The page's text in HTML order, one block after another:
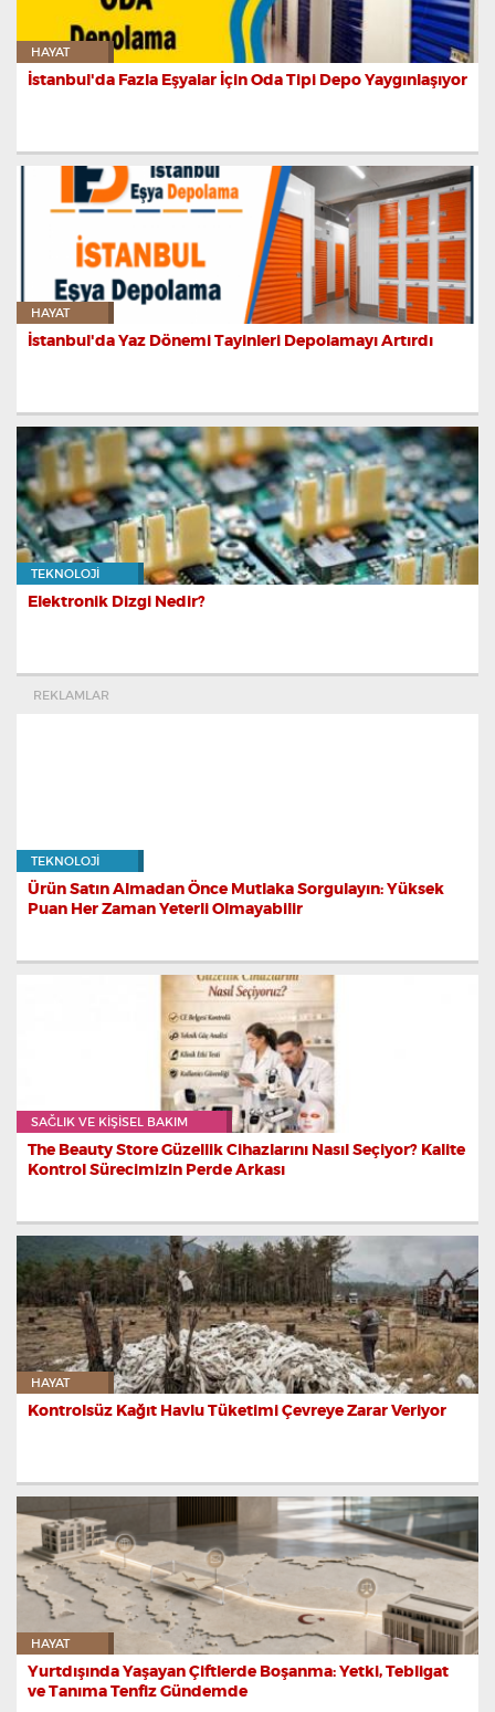
HAYAT
İstanbul'da Fazla Eşyalar İçin Oda Tipi Depo Yaygınlaşıyor
HAYAT
İstanbul'da Yaz Dönemi Tayinleri Depolamayı Artırdı
TEKNOLOJI
Elektronik Dizgi Nedir?
REKLAMLAR
TEKNOLOJI
Ürün Satın Almadan Önce Mutlaka Sorgulayın: Yüksek
Puan Her Zaman Yeterli Olmayabilir
SAĞLIK VE KIŞISEL BAKIM
The Beauty Store Güzellik Cihazlarını Nasıl Seçiyor? Kalite
Kontrol Sürecimizin Perde Arkası
HAYAT
Kontrolsüz Kağıt Havlu Tüketimi Çevreye Zarar Veriyor
HAYAT
Yurtdışında Yaşayan Çiftlerde Boşanma: Yetki, Tebligat
ve Tanıma Tenfiz Gündemde